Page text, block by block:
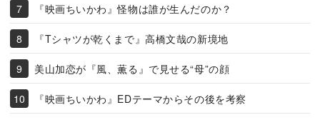
『映画ちいかわ』怪物は誰が生んだのか？
『Tシャツが乾くまで』高橋文哉の新境地
美山加恋が『風、薫る』で見せる“母”の顔
『映画ちいかわ』EDテーマからその後を考察